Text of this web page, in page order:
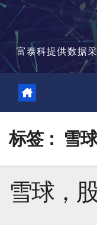
跳
富泰科提供数据
标签： 雪
雪球，